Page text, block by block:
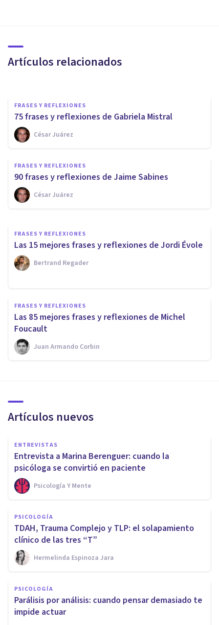
Artículos relacionados
Hermann Hesse
FRASES Y REFLEXIONES
75 frases y reflexiones de Gabriela Mistral
César Juárez
FRASES Y REFLEXIONES
90 frases y reflexiones de Jaime Sabines
César Juárez
FRASES Y REFLEXIONES
80 frases y reflexiones de
Margaret Mead
Xavier Molina
FRASES Y REFLEXIONES
Las 15 mejores frases y reflexiones de Jordi Évole
Bertrand Regader
FRASES Y REFLEXIONES
Las 85 mejores frases y reflexiones de Michel
Foucault
Juan Armando Corbin
Artículos nuevos
ENTREVISTAS
Entrevista a Marina Berenguer: cuando la
psicóloga se convirtió en paciente
Psicología Y Mente
PSICOLOGÍA
TDAH, Trauma Complejo y TLP: el solapamiento
clínico de las tres “T”
Hermelinda Espinoza Jara
PSICOLOGÍA
Parálisis por análisis: cuando pensar demasiado te
impide actuar